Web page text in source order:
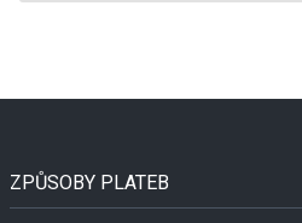
ZPŮSOBY PLATEB